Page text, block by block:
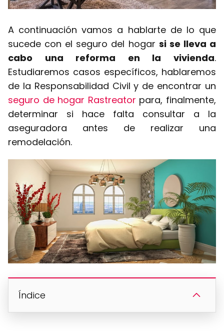
A continuación vamos a hablarte de lo que
sucede con el seguro del hogar si se lleva a
cabo una reforma en la vivienda.
Estudiaremos casos específicos, hablaremos
de la Responsabilidad Civil y de encontrar un
seguro de hogar Rastreator para, finalmente,
determinar si hace falta consultar a la
aseguradora antes de realizar una
remodelación.
Índice